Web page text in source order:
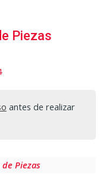
Piezas
antes de realizar
Piezas